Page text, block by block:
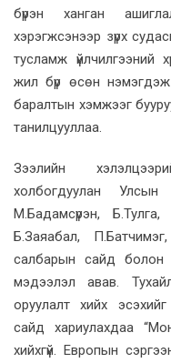
бүрэн ханган
хэрэгжсэнээр зүрх
тусламж үйлчилгээний
жил бүр өсөн
баралтын хэмжээг
танилцууллаа.
Зээлийн
холбогдуулан
М.Бадамсүрэн, Б.Тулга,
Б.Заяабал,
салбарын сайд болон
мэдээлэл авав.
оруулалт хийх
сайд хариулахдаа
хийхгүй. Европын